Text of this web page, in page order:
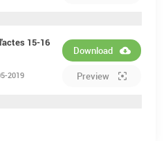
15-16
2019
Download
Preview